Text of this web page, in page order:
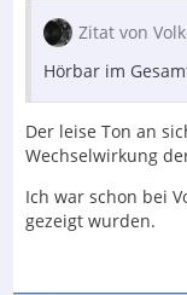
Zitat von
Hörbar im
Der leise Ton an
Wechselwirkung
Ich war schon bei
gezeigt wurden.